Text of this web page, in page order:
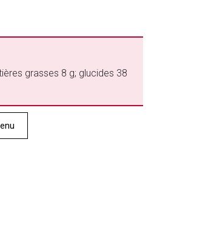
grasses 8 g; glucides 38